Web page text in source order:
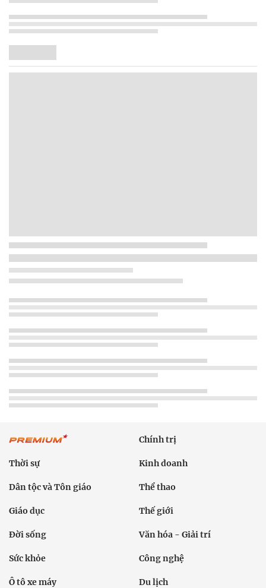
Chính trị
Thời sự Kinh doanh
Dân tộc và Tôn giáo Thể thao
Giáo dục Thế giới
Đời sống Văn hóa - Giải trí
Sức khỏe Công nghệ
Ô tô xe máy Du lịch